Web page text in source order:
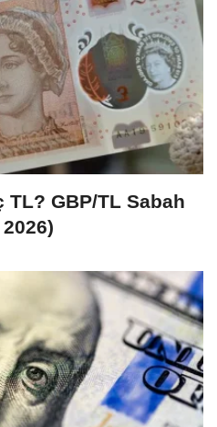
GBP/TL Sabah